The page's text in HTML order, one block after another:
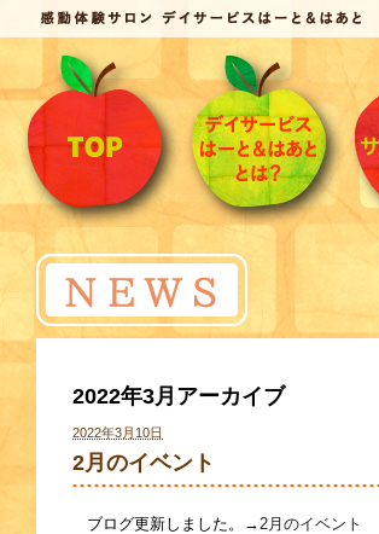
2022年3月アーカイブ
2月のイベント
2022年3月10日
ブログ更新しました。→2月のイベント